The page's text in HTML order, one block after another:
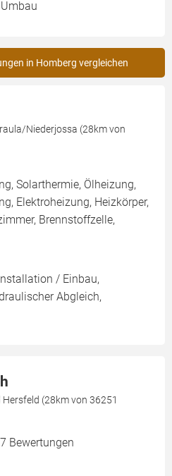
in Homberg vergleichen
Niederjossa (28km von
Solarthermie, Ölheizung,
Elektroheizung, Heizkörper,
Brennstoffzelle,
/ Einbau,
Abgleich,
(28km von 36251
Bewertungen